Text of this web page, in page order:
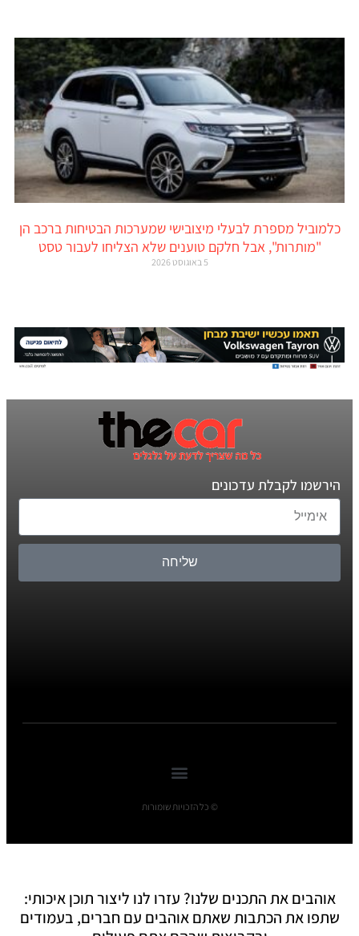
כלמוביל מספרת לבעלי מיצובישי שמערכות הבטיחות ברכב הן
"מותרות", אבל חלקם טוענים שלא הצליחו לעבור טסט
5 באוגוסט 2026
הירשמו לקבלת עדכונים
שליחה
© כל הזכויות שומורות
אוהבים את התכנים שלנו? עזרו לנו ליצור תוכן איכותי:
שתפו את הכתבות שאתם אוהבים עם חברים, בעמודים